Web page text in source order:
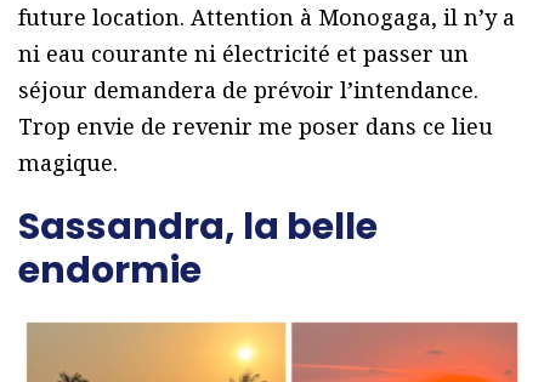
future location. Attention à Monogaga, il n’y a
ni eau courante ni électricité et passer un
séjour demandera de prévoir l’intendance.
Trop envie de revenir me poser dans ce lieu
magique.
Sassandra, la belle
endormie